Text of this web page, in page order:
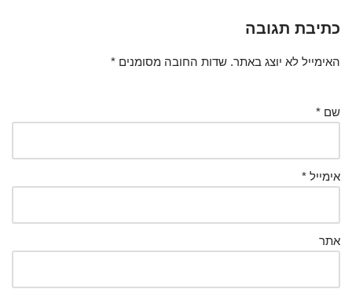
כתיבת תגובה
האימייל לא יוצג באתר. שדות החובה מסומנים *
שם *
אימייל *
אתר